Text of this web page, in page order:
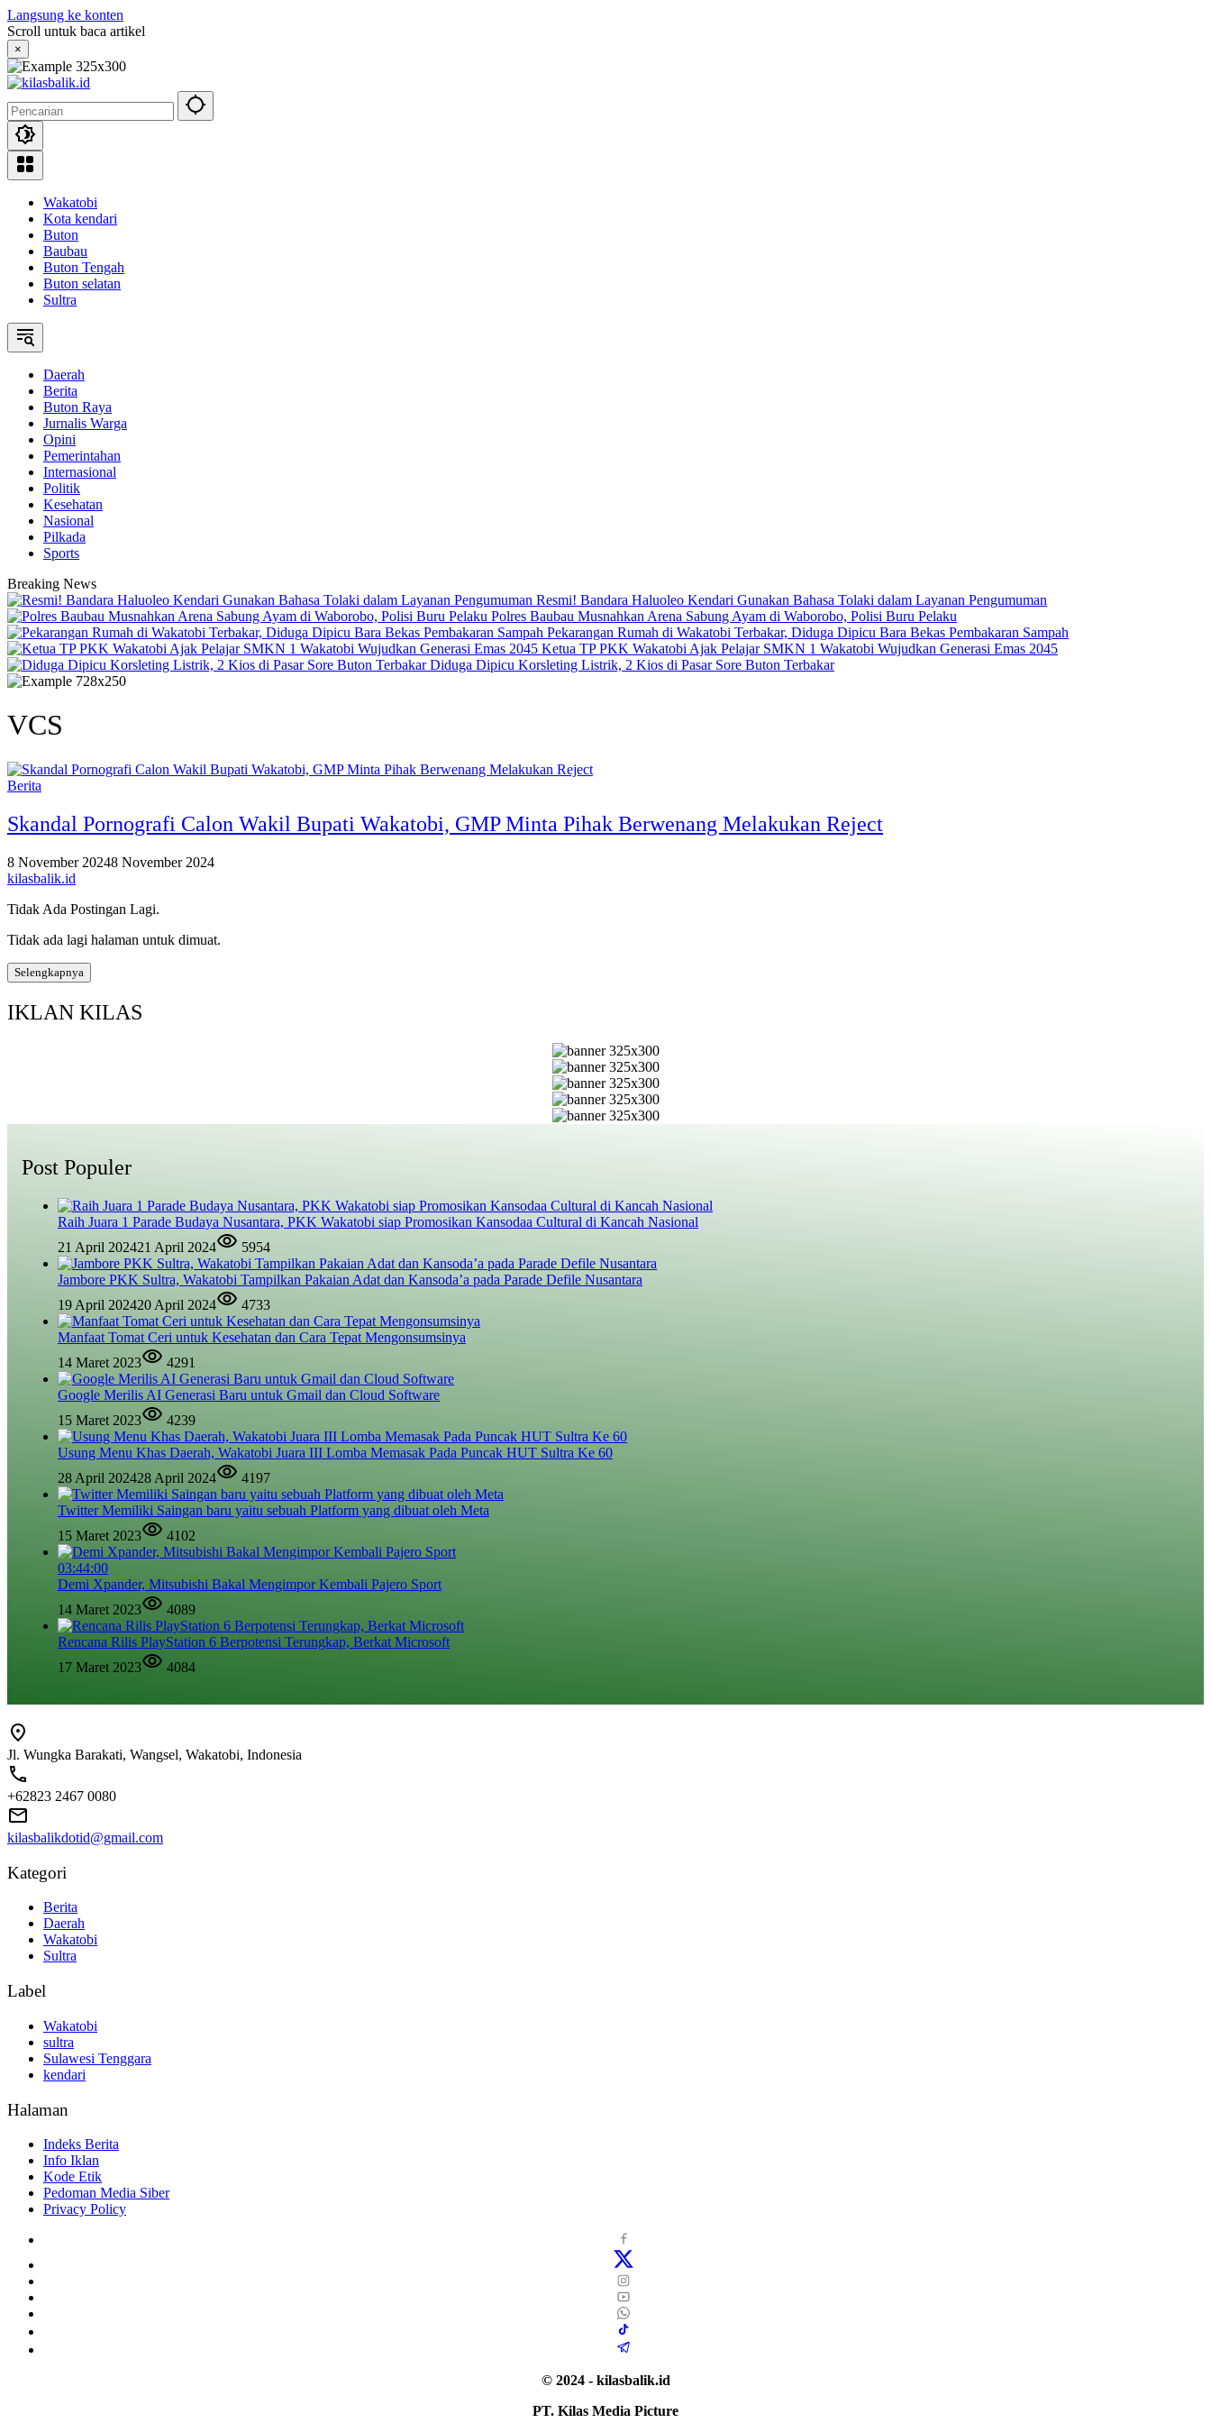
Langsung ke konten
Scroll untuk baca artikel
×
Wakatobi
Kota kendari
Buton
Baubau
Buton Tengah
Buton selatan
Sultra
Daerah
Berita
Buton Raya
Jurnalis Warga
Opini
Pemerintahan
Internasional
Politik
Kesehatan
Nasional
Pilkada
Sports
Breaking News
Resmi! Bandara Haluoleo Kendari Gunakan Bahasa Tolaki dalam Layanan Pengumuman
Polres Baubau Musnahkan Arena Sabung Ayam di Waborobo, Polisi Buru Pelaku
Pekarangan Rumah di Wakatobi Terbakar, Diduga Dipicu Bara Bekas Pembakaran Sampah
Ketua TP PKK Wakatobi Ajak Pelajar SMKN 1 Wakatobi Wujudkan Generasi Emas 2045
Diduga Dipicu Korsleting Listrik, 2 Kios di Pasar Sore Buton Terbakar
VCS
Berita
Skandal Pornografi Calon Wakil Bupati Wakatobi, GMP Minta Pihak Berwenang Melakukan Reject
8 November 20248 November 2024
kilasbalik.id
Tidak Ada Postingan Lagi.
Tidak ada lagi halaman untuk dimuat.
Selengkapnya
IKLAN KILAS
Post Populer
Raih Juara 1 Parade Budaya Nusantara, PKK Wakatobi siap Promosikan Kansodaa Cultural di Kancah Nasional
21 April 202421 April 2024 5954
Jambore PKK Sultra, Wakatobi Tampilkan Pakaian Adat dan Kansoda’a pada Parade Defile Nusantara
19 April 202420 April 2024 4733
Manfaat Tomat Ceri untuk Kesehatan dan Cara Tepat Mengonsumsinya
14 Maret 2023
4291
Google Merilis AI Generasi Baru untuk Gmail dan Cloud Software
15 Maret 2023
4239
Usung Menu Khas Daerah, Wakatobi Juara III Lomba Memasak Pada Puncak HUT Sultra Ke 60
28 April 202428 April 2024 4197
Twitter Memiliki Saingan baru yaitu sebuah Platform yang dibuat oleh Meta
15 Maret 2023
4102
03:44:00
Demi Xpander, Mitsubishi Bakal Mengimpor Kembali Pajero Sport
14 Maret 2023
4089
Rencana Rilis PlayStation 6 Berpotensi Terungkap, Berkat Microsoft
17 Maret 2023
4084
Jl. Wungka Barakati, Wangsel, Wakatobi, Indonesia
+62823 2467 0080
kilasbalikdotid@gmail.com
Kategori
Berita
Daerah
Wakatobi
Sultra
Label
Wakatobi
sultra
Sulawesi Tenggara
kendari
Halaman
Indeks Berita
Info Iklan
Kode Etik
Pedoman Media Siber
Privacy Policy
© 2024 - kilasbalik.id
PT. Kilas Media Picture